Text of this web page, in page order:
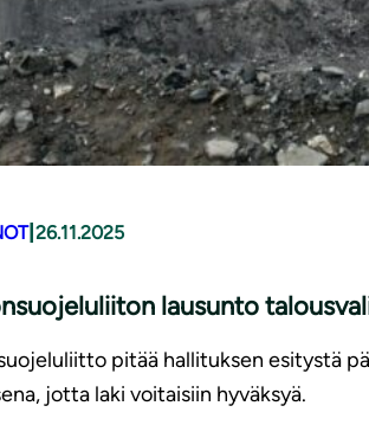
| 26.11.2025
lausunto
pitää hallituksen esitystä
jotta laki voitaisiin hyväksyä.